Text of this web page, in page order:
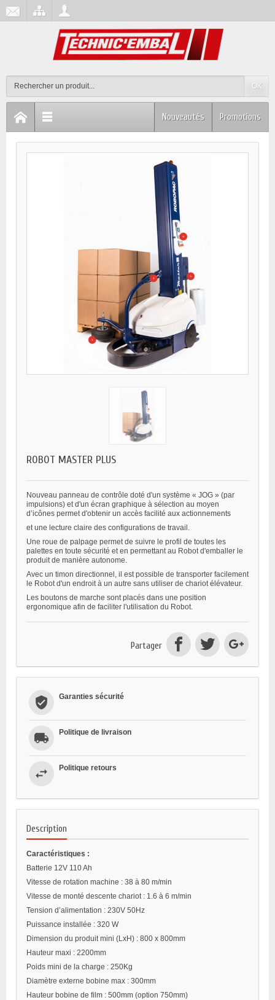
OK
Promotions
Nouveautés
ROBOT MASTER PLUS
Nouveau panneau de contrôle doté d'un système « JOG » (par
impulsions) et d'un écran graphique à sélection au moyen
d’icônes permet d'obtenir un accès facilité aux actionnements
et une lecture claire des configurations de travail.
Une roue de palpage permet de suivre le profil de toutes les
palettes en toute sécurité et en permettant au Robot d'emballer le
produit de manière autonome.
Avec un timon directionnel, il est possible de transporter facilement
le Robot d'un endroit à un autre sans utiliser de chariot élévateur.
Les boutons de marche sont placés dans une position
ergonomique afin de faciliter l'utilisation du Robot.
Partager
Garanties sécurité
Politique de livraison
Politique retours
Description
Caractéristiques :
Batterie 12V 110 Ah
Vitesse de rotation machine : 38 à 80 m/min
Vitesse de monté descente chariot : 1.6 à 6 m/min
Tension d’alimentation : 230V 50Hz
Puissance installée : 320 W
Dimension du produit mini (LxH) : 800 x 800mm
Hauteur maxi : 2200mm
Poids mini de la charge : 250Kg
Diamètre externe bobine max : 300mm
Hauteur bobine de film : 500mm (option 750mm)